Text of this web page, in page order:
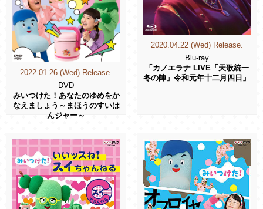
2022.01.26 (Wed) Release.
DVD
みいつけた！あなたのゆめをか
なえましょう～まほうのすいは
んジャー～
2020.04.22 (Wed) Release.
Blu-ray
「カノエラナ LIVE「天歌統一
冬の陣」令和元年十二月四日」